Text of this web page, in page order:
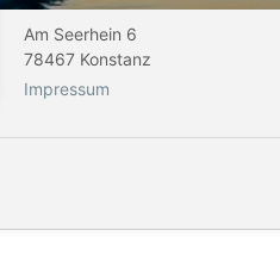
Am Seerhein 6
78467 Konstanz
Impressum